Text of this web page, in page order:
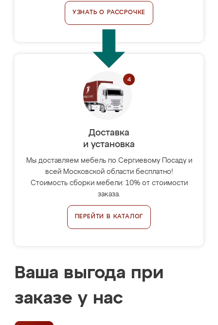
УЗНАТЬ О РАССРОЧКЕ
Доставка
и установка
Мы доставляем мебель по Сергиевому Посаду и
всей Московской области бесплатно!
Стоимость сборки мебели: 10% от стоимости
заказа.
ПЕРЕЙТИ В КАТАЛОГ
Ваша выгода при
заказе у нас